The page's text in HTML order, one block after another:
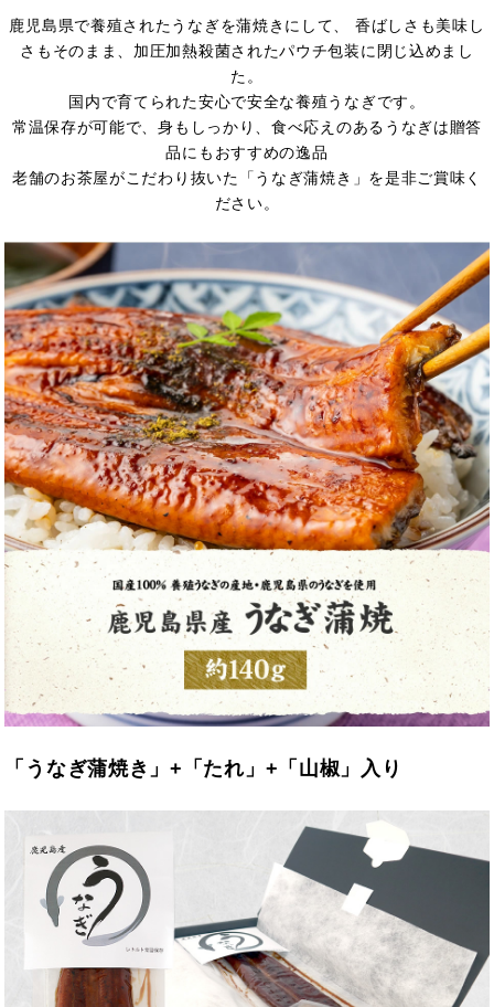
鹿児島県で養殖されたうなぎを蒲焼きにして、 香ばしさも美味し
さもそのまま、加圧加熱殺菌されたパウチ包装に閉じ込めまし
た。
国内で育てられた安心で安全な養殖うなぎです。
常温保存が可能で、身もしっかり、食べ応えのあるうなぎは贈答
品にもおすすめの逸品
老舗のお茶屋がこだわり抜いた「うなぎ蒲焼き」を是非ご賞味く
ださい。
「うなぎ蒲焼き」+「たれ」+「山椒」入り